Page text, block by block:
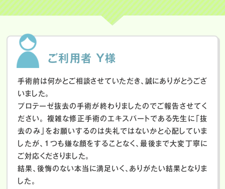
ご利用者 Y様
手術前は何かとご相談させていただき、誠にありがとうござ
いました。
プロテーゼ抜去の手術が終わりましたのでご報告させてく
ださい。
複雑な修正手術のエキスパートである先生に「抜
去のみ」をお願いするのは失礼ではないかと心配していま
したが、１つも嫌な顔をすることなく、最後まで大変丁寧に
ご対応くださりました。
結果、後悔のない本当に満足いく、ありがたい結果となりま
した。